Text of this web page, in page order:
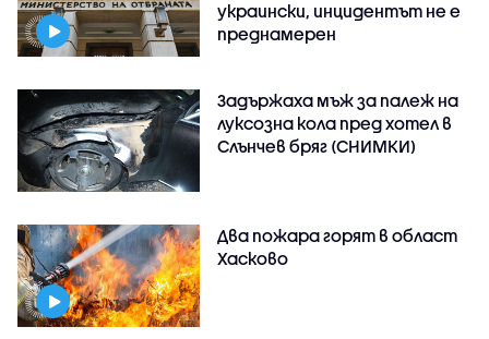
украински, инцидентът не е
преднамерен
Задържаха мъж за палеж на
луксозна кола пред хотел в
Слънчев бряг (СНИМКИ)
Два пожара горят в област
Хасково